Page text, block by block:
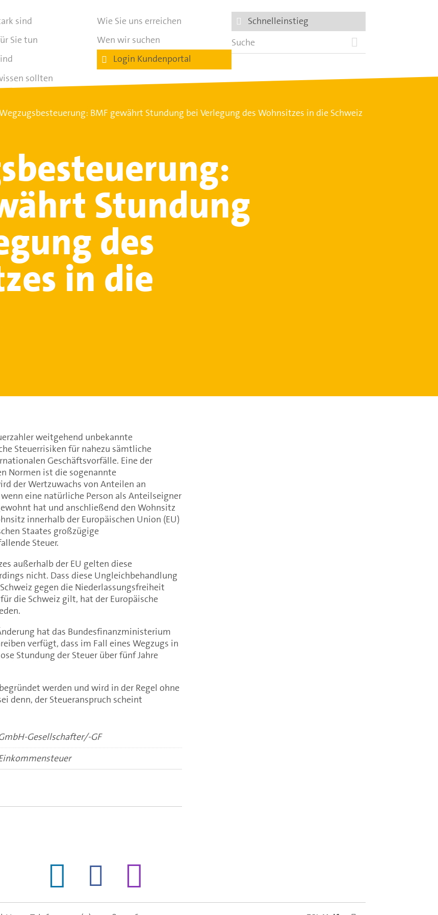
sind
Sie tun
sollten
Wie Sie uns erreichen
Wen wir suchen
Login Kundenportal
Schnelleinstieg
BMF gewährt Stundung bei Verlegung des Wohnsitzes in die Schweiz
Stundung
des
in die
weitgehend unbekannte
Steuerrisiken für nahezu sämtliche
Geschäftsvorfälle. Eine der
Normen ist die sogenannte
der Wertzuwachs von Anteilen an
eine natürliche Person als Anteilseigner
hat und anschließend den Wohnsitz
innerhalb der Europäischen Union (EU)
Staates großzügige
Steuer.
außerhalb der EU gelten diese
nicht. Dass diese Ungleichbehandlung
gegen die Niederlassungsfreiheit
die Schweiz gilt, hat der Europäische
hat das Bundesfinanzministerium
verfügt, dass im Fall eines Wegzugs in
Stundung der Steuer über fünf Jahre
werden und wird in der Regel ohne
denn, der Steueranspruch scheint
Gesellschafter/-GF